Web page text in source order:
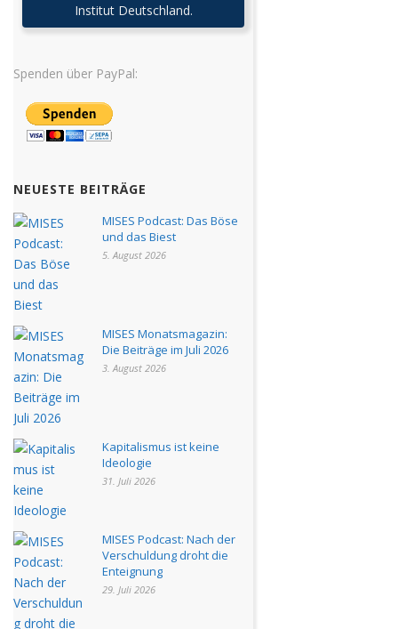
Institut Deutschland.
Spenden über PayPal:
NEUESTE BEITRÄGE
MISES Podcast: Das Böse
und das Biest
5. August 2026
MISES Monatsmagazin:
Die Beiträge im Juli 2026
3. August 2026
Kapitalismus ist keine
Ideologie
31. Juli 2026
MISES Podcast: Nach der
Verschuldung droht die
Enteignung
29. Juli 2026